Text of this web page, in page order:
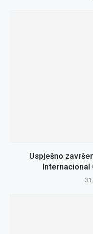
Uspješno
Internacional